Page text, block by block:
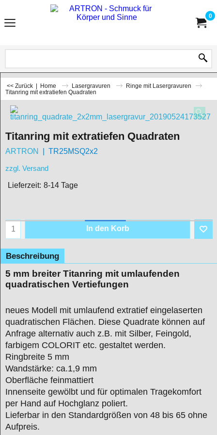
0
<< Zurück | Home Lasergravuren
Ringe mit Lasergravuren
Titanring mit extratiefen Quadraten
Titanring mit extratiefen Quadraten
ARTRON TR25MSQ2x2
zzgl. Versand
Lieferzeit: 8-14 Tage
In den Korb
Beschreibung
5 mm breiter Titanring mit umlaufenden
quadratischen Vertiefungen
neues Modell mit umlaufend extratief eingelaserten
quadratischen Flächen. Diese Quadrate können auf
Anfrage alternativ auch z.B. mit Silber, Feingold,
farbigem COLORIT etc. gestaltet werden.
Ringbreite 5 mm
Wandstärke: ca.1,9 mm
Oberfläche feinmattiert
Innenseite gewölbt und für optimalen Tragekomfort
per Hand auf Hochglanz poliert.
Lieferbar in den Standardgrößen von 48 bis 65 ohne
Aufpreis.